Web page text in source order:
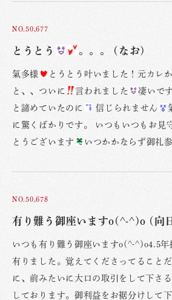
NO.50,677
とうとう 。。。 (なお)
氣多様 とうとう叶いました！元カレ
と、、ついに
言われました 凄いです
と諦めていたのに
信じられません
に驚くばかりです。 いつもいつもお見
とうございます
いつかかならず御礼
NO.50,678
有り難う御座いますo(^-^)o (向
いつも有り難う御座いますo(^-^)o4.5年
有りました。覚えてくださってること
に、前みたいに大口の取引をして下さ
しております。御利益をお裾分けして